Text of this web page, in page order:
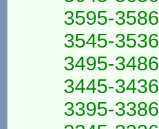
3595-3586
3545-3536
3495-3486
3445-3436
3395-3386